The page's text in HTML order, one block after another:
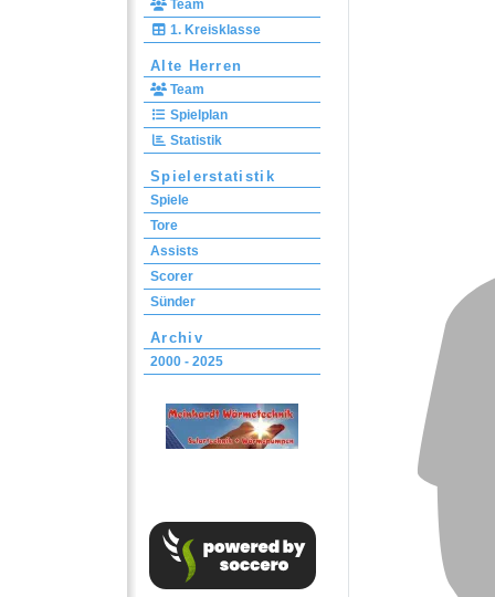
Team
1. Kreisklasse
Alte Herren
Team
Spielplan
Statistik
Spielerstatistik
Spiele
Tore
Assists
Scorer
Sünder
Archiv
2000 - 2025